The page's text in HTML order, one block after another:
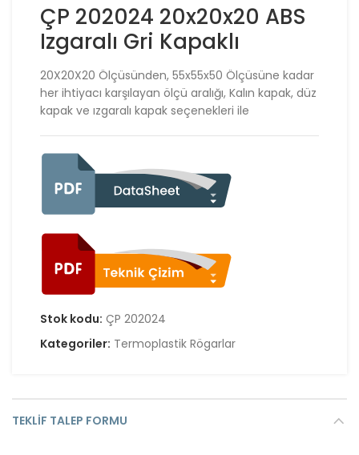
ÇP 202024 20x20x20 ABS
Izgaralı Gri Kapaklı
20X20X20 Ölçüsünden, 55x55x50 Ölçüsüne kadar
her ihtiyacı karşılayan ölçü aralığı, Kalın kapak, düz
kapak ve ızgaralı kapak seçenekleri ile
Stok kodu: ÇP 202024
Kategoriler: Termoplastik Rögarlar
TEKLIF TALEP FORMU